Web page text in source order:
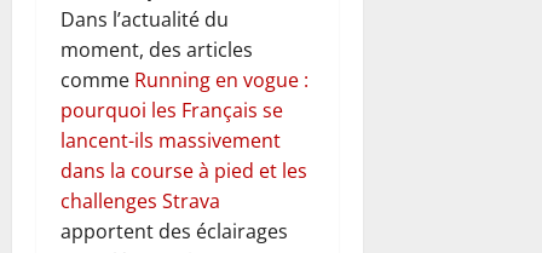
Dans l’actualité du
moment, des articles
comme Running en vogue :
pourquoi les Français se
lancent-ils massivement
dans la course à pied et les
challenges Strava
apportent des éclairages